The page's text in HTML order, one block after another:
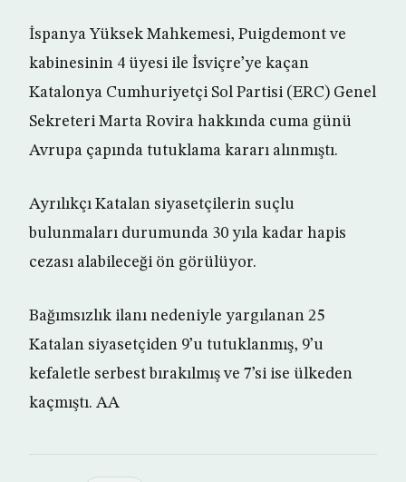
İspanya Yüksek Mahkemesi, Puigdemont ve
kabinesinin 4 üyesi ile İsviçre’ye kaçan
Katalonya Cumhuriyetçi Sol Partisi (ERC) Genel
Sekreteri Marta Rovira hakkında cuma günü
Avrupa çapında tutuklama kararı alınmıştı.
Ayrılıkçı Katalan siyasetçilerin suçlu
bulunmaları durumunda 30 yıla kadar hapis
cezası alabileceği ön görülüyor.
Bağımsızlık ilanı nedeniyle yargılanan 25
Katalan siyasetçiden 9’u tutuklanmış, 9’u
kefaletle serbest bırakılmış ve 7’si ise ülkeden
kaçmıştı. AA